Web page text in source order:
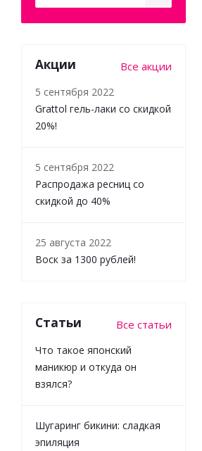
Акции Все акции
5 сентября 2022
Grattol гель-лаки со скидкой
20%!
5 сентября 2022
Распродажа ресниц со
скидкой до 40%
25 августа 2022
Воск за 1300 рублей!
Статьи Все статьи
Что такое японский
маникюр и откуда он
взялся?
Шугаринг бикини: сладкая
эпиляция